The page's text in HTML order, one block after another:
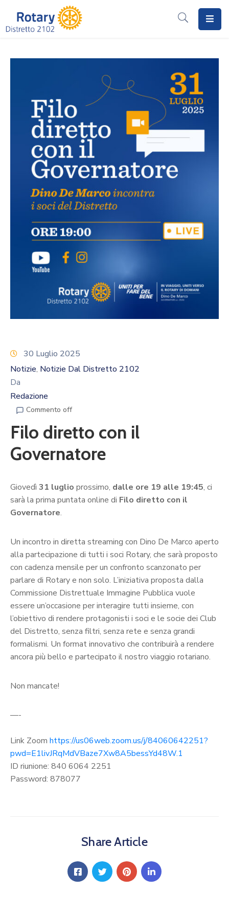
Distretto
Progetti
Notizie
Programmi
Calendario
Documenti
30 Luglio 2025
Notizie‚ Notizie Dal Distretto 2102
Da
Redazione
Commento off
Filo diretto con il
Governatore
Giovedì 31 luglio prossimo, dalle ore 19 alle 19:45, ci
sarà la prima puntata online di Filo diretto con il
Governatore.
Un incontro in diretta streaming con Dino De Marco aperto
alla partecipazione di tutti i soci Rotary, che sarà proposto
con cadenza mensile per un confronto scanzonato per
parlare di Rotary e non solo. L’iniziativa proposta dalla
Commissione Distrettuale Immagine Pubblica vuole
essere un’occasione per interagire tutti insieme, con
l’obiettivo di rendere protagonisti i soci e le socie dei Club
del Distretto, senza filtri, senza rete e senza grandi
formalismi. Un format innovativo che contribuirà a rendere
ancora più bello e partecipato il nostro viaggio rotariano.
Non mancate!
—-
Link Zoom https://us06web.zoom.us/j/84060642251?
pwd=E1livJRqMdVBaze7Xw8A5bessYd48W.1
ID riunione: 840 6064 2251
Password: 878077
Share Article